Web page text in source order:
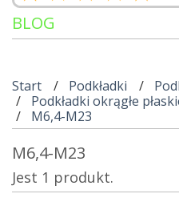
BLOG
Start Podkładki
Podkładki okrągłe
M6,4-M23
M6,4-M23
Jest 1 produkt.